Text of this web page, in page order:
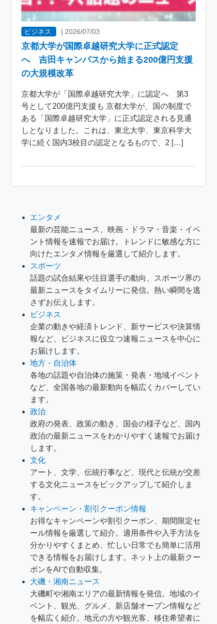
ビジネス |2026/07/03
京都大学が国際卓越研究大学に正式認定
へ 吉田キャンパスから始まる200億円支援
の大規模改革
京都大学が「国際卓越研究大学」に認定へ 第3
号として200億円支援も 京都大学が、国の制度で
ある「国際卓越研究大学」に正式認定される見通
しとなりました。これは、東北大学、東京科学大
学に続く国内3校目の認定となるもので、2 […]
エンタメ
最新の芸能ニュース、映画・ドラマ・音楽・イベ
ント情報を速報でお届け。トレンドに敏感な方に
向けたエンタメ情報を厳選して紹介します。
スポーツ
話題の試合結果や注目選手の動向、スポーツ界の
最新ニュースをタイムリーに発信。熱い瞬間を逃
さずお伝えします。
ビジネス
企業の動きや経済トレンド、新サービスや決算情
報など、ビジネスに役立つ速報ニュースを中心に
お届けします。
地方・自治体
各地の話題や自治体の施策・発表・地域イベント
など、全国各地の最新動向を幅広くカバーしてい
ます。
政治
政府の発表、政策の動き、国会の様子など、国内
政治の最新ニュースをわかりやすく速報でお届け
します。
文化
アート、文学、伝統行事など、現代と伝統が交差
する文化ニュースをピックアップして紹介しま
す。
キャンペーン・割引クーポン情報
お得なキャンペーンや割引クーポン、期間限定セ
ール情報を厳選して紹介。適用条件や入手方法を
分かりやすくまとめ、忙しい日常でも簡単に活用
できる情報をお届けします。ネット上の最新クー
ポンをAIで自動収集。
大磯・湘南ニュース
大磯町や湘南エリアの最新情報を発信。地域のイ
ベント、観光、グルメ、新店舗オープン情報など
を幅広く紹介。地元の方や観光客、移住希望者に